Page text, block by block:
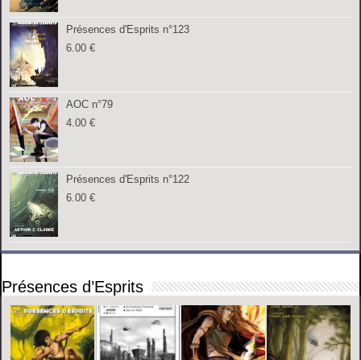
Présences d'Esprits n°123
6.00€
AOC n°79
4.00€
Présences d'Esprits n°122
6.00€
Présences d’Esprits